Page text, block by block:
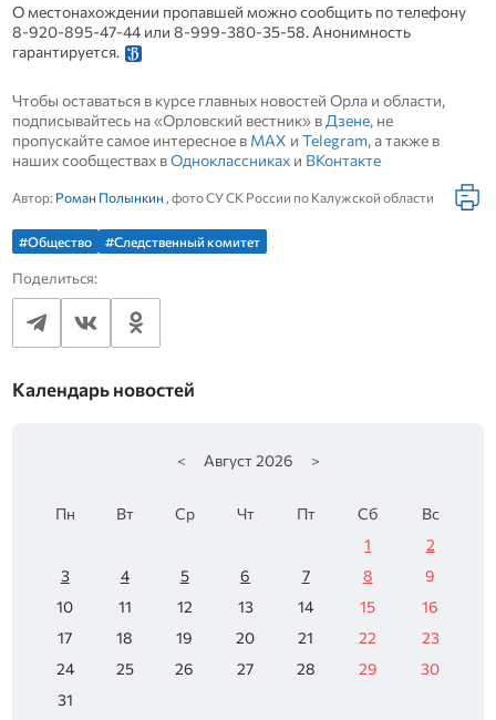
О местонахождении пропавшей можно сообщить по телефону
8-920-895-47-44 или 8-999-380-35-58. Анонимность
гарантируется.
Чтобы оставаться в курсе главных новостей Орла и области,
подписывайтесь на «Орловский вестник» вДзене, не
пропускайте самое интересное в MAX и Telegram, а также в
наших сообществах вОдноклассникахи ВКонтакте
Автор: Роман Полынкин , фото СУ СК России по Калужской области
#Общество #Следственный комитет
Поделиться:
Календарь новостей
< Август 2026 >
Пн Вт Ср Чт Пт Сб
Вс
1
2
3
4 5 6 7 8
9
10
11 12 13 14 15
16
17
18 19 20 21 22
23
24
25 26 27 28 29
30
31